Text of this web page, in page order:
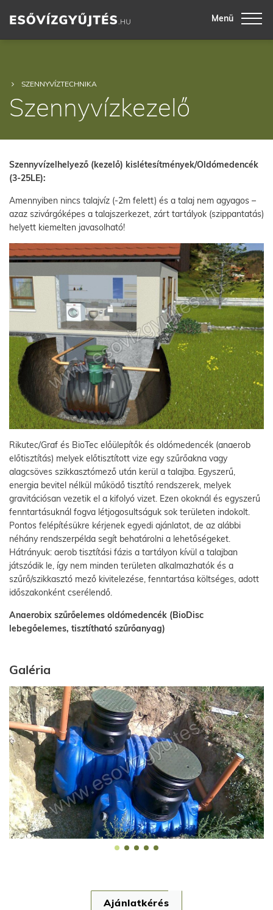
Menü
SZENNYVÍZTECHNIKA
Szennyvízkezelő
Szennyvízelhelyező (kezelő) kislétesítmények/Oldómedencék
(3-25LE):
Amennyiben nincs talajvíz (-2m felett) és a talaj nem agyagos –
azaz szivárgóképes a talajszerkezet, zárt tartályok (szippantatás)
helyett kiemelten javasolható!
Rikutec/Graf és BioTec előülepítők és oldómedencék (anaerob
előtisztítás) melyek előtisztított vize egy szűrőakna vagy
alagcsöves szikkasztómező után kerül a talajba. Egyszerű,
energia bevitel nélkül működő tisztító rendszerek, melyek
gravitációsan vezetik el a kifolyó vizet. Ezen okoknál és egyszerű
fenntartásuknál fogva létjogosultságuk sok területen indokolt.
Pontos felépítésükre kérjenek egyedi ajánlatot, de az alábbi
néhány rendszerpélda segít behatárolni a lehetőségeket.
Hátrányuk: aerob tisztítási fázis a tartályon kívül a talajban
játszódik le, így nem minden területen alkalmazhatók és a
szűrő/szikkasztó mező kivitelezése, fenntartása költséges, adott
időszakonként cserélendő.
Anaerobix szűrőelemes oldómedencék (BioDisc
lebegőelemes, tisztítható szűrőanyag)
Galéria
Ajánlatkérés